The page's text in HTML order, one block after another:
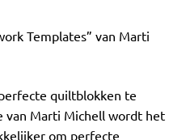
Templates” van Marti
quiltblokken te
van Marti Michell wordt het
om perfecte